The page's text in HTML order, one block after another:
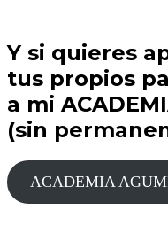
Y si quieres
tus propios
a mi
(sin
ACADEMIA